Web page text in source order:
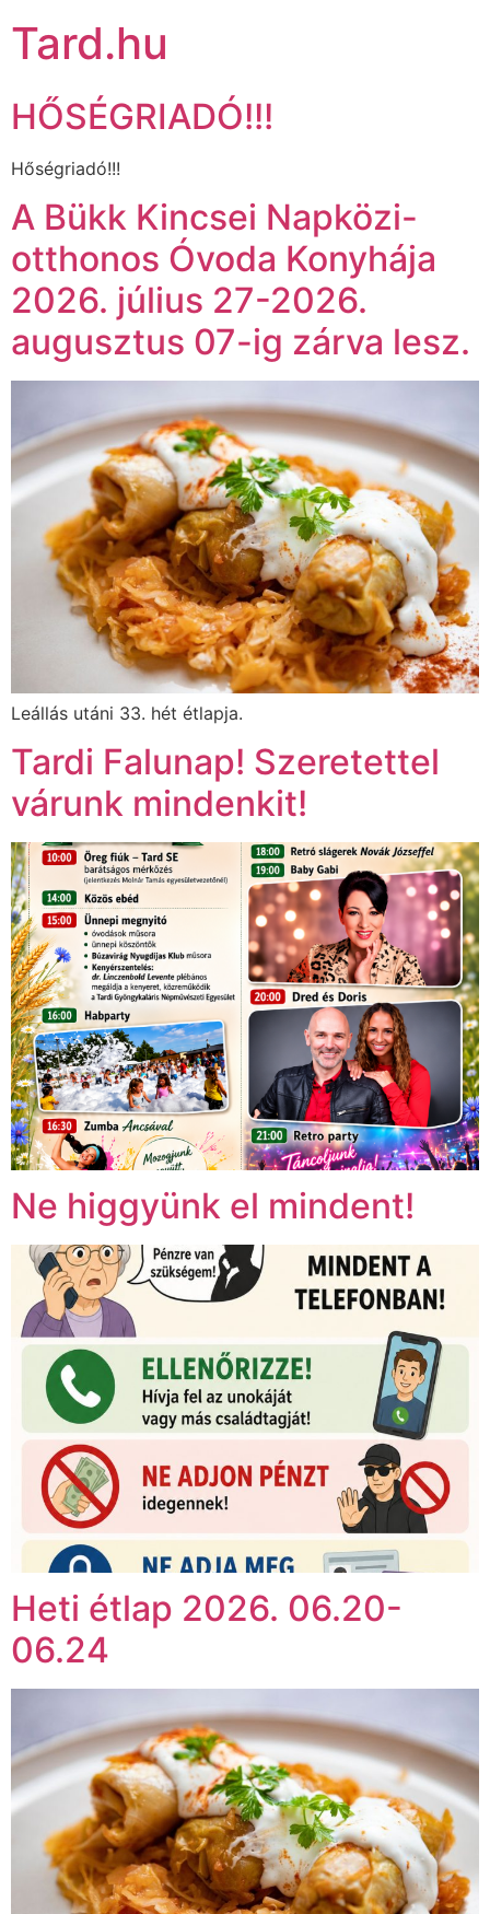
Tard.hu
HŐSÉGRIADÓ!!!
Hőségriadó!!!
A Bükk Kincsei Napközi-
otthonos Óvoda Konyhája
2026. július 27-2026.
augusztus 07-ig zárva lesz.
Leállás utáni 33. hét étlapja.
Tardi Falunap! Szeretettel
várunk mindenkit!
Ne higgyünk el mindent!
Heti étlap 2026. 06.20-
06.24